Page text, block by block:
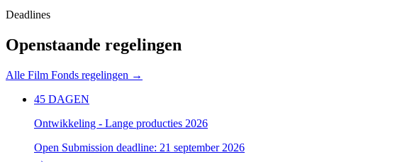
Deadlines
Openstaande regelingen
Alle Film Fonds regelingen →
45 DAGEN
Ontwikkeling - Lange producties 2026
Open Submission deadline: 21 september 2026